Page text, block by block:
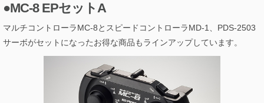
●MC-8 EPセットA
マルチコントローラMC-8とスピードコントローラMD-1、PDS-2503
サーボがセットになったお得な商品もラインアップしています。